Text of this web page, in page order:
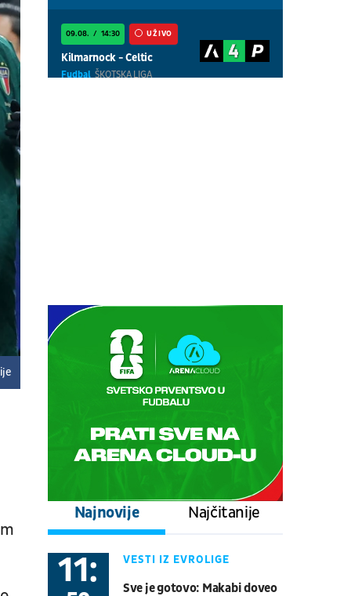
09.08. 14:30 UŽIVO
Kilmarnock - Celtic
Fudbal ŠKOTSKA LIGA
09.08. 13:30 UŽIVO
Nurnbeg - Dresden
NEMAČKA 2. LIGA
16:00 UŽIVO
RUSKA LIGA
Toronto Blue Jays - Philadelphia
Phillies
Bejzbol Major League Baseball
09.08. UŽIVO
Najnovije Najčitanije
VESTI IZ EVROLIGE
11:
Sve je gotovo: Makabi doveo